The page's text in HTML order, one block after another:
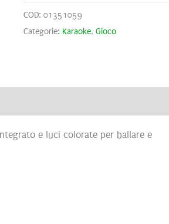
COD: 01351059
Categorie: Karaoke, Gioco
e luci colorate per ballare e